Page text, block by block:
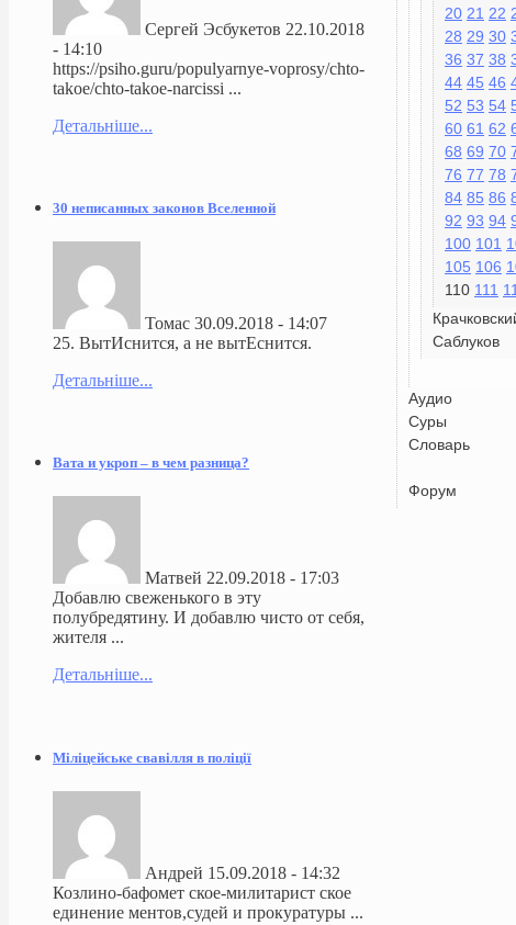
20 21 22
28 29 30
36 37 38
44 45 46
52 53 54
60 61 62
68 69 70
76 77 78
84 85 86
92 93 94
100 101
105 106
110 111
Саблуков
Аудио
Суры
Словарь
Форум
Сергей Эсбукетов 22.10.2018
- 14:10
https://psiho.guru/populyarnye-voprosy/chto-
takoe/chto-takoe-narcissi ...
Детальніше...
30 неписанных законов Вселенной
Томас 30.09.2018 - 14:07
25. ВытИснится, а не вытЕснится.
Детальніше...
Вата и укроп – в чем разница?
Матвей 22.09.2018 - 17:03
Добавлю свеженького в эту
полубредятину. И добавлю чисто от себя,
жителя ...
Детальніше...
Міліцейське свавілля в поліції
Андрей 15.09.2018 - 14:32
Козлино-бафомет ское-милитарист ское
единение ментов,судей и прокуратуры ...